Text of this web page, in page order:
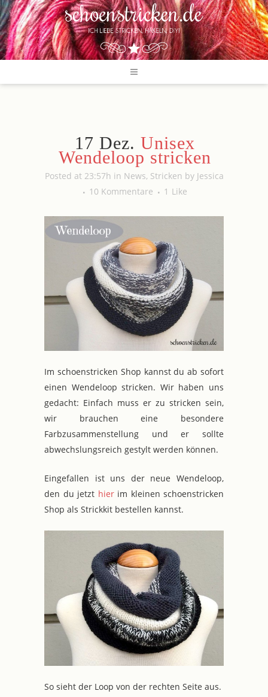
17 Dez. Unisex
Wendeloop stricken
Posted at 23:57h in News, Stricken by Jessica
10 Kommentare
1 Like
Im schoenstricken Shop kannst du ab sofort
einen Wendeloop stricken. Wir haben uns
gedacht: Einfach muss er zu stricken sein,
wir brauchen eine besondere
Farbzusammenstellung und er sollte
abwechslungsreich gestylt werden können.
Eingefallen ist uns der neue Wendeloop,
den du jetzt hierim kleinen schoenstricken
Shop als Strickkit bestellen kannst.
So sieht der Loop von der rechten Seite aus.